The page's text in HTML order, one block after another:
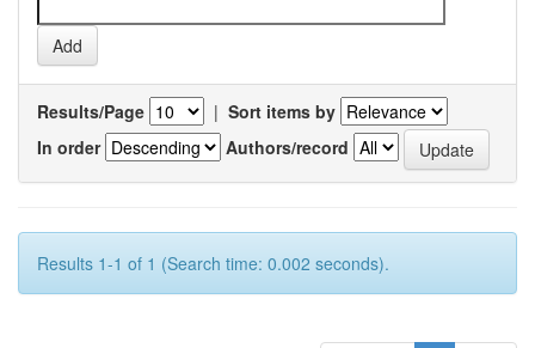
Results/Page | Sort items by
In order
Authors/record
Results 1-1 of 1 (Search time: 0.002 seconds).